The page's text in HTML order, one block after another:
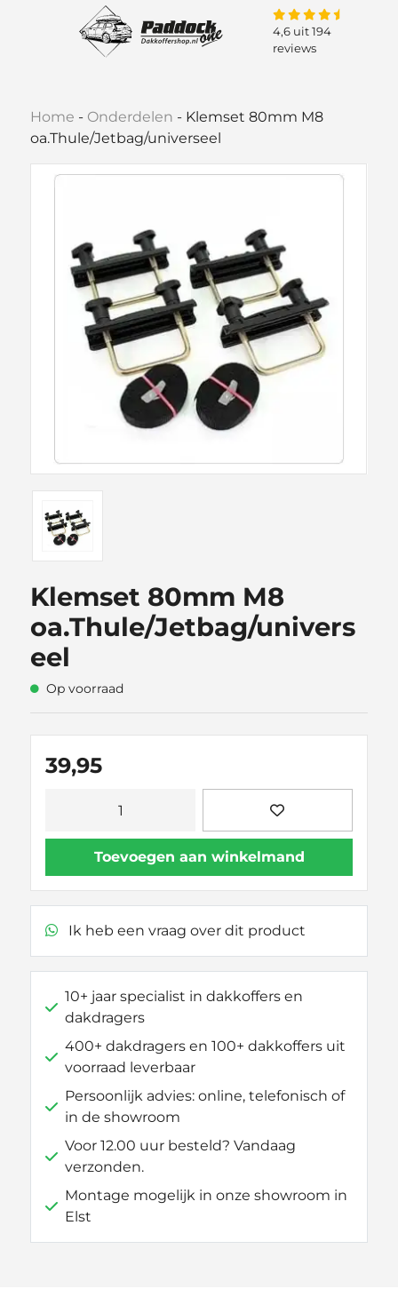
4,6 uit 194
reviews
Home - Onderdelen - Klemset 80mm M8
oa.Thule/Jetbag/universeel
Klemset 80mm M8
oa.Thule/Jetbag/univers
eel
Op voorraad
39,95
M8
oa.Thule/Jetbag/universeel
Toevoegen aan winkelmand
Ik heb een vraag over dit product
10+ jaar specialist in dakkoffers en
dakdragers
400+ dakdragers en 100+ dakkoffers uit
voorraad leverbaar
Persoonlijk advies: online, telefonisch of
in de showroom
Voor 12.00 uur besteld? Vandaag
verzonden.
Montage mogelijk in onze showroom in
Elst